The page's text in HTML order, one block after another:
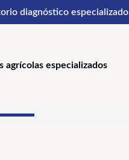
diagnóstico especializado
agrícolas especializados